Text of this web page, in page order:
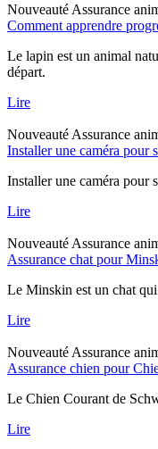
Nouveauté Assurance
Comment apprendre
Le lapin est un animal
départ.
Lire
Nouveauté Assurance
Installer une caméra pour
Installer une caméra pour
Lire
Nouveauté Assurance
Assurance chat pour
Le Minskin est un chat
Lire
Nouveauté Assurance
Assurance chien pour
Le Chien Courant de
Lire